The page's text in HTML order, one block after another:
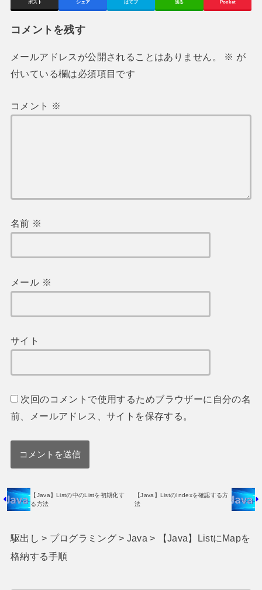
ポスト シェア はてブ 送る Pocket
コメントを残す
メールアドレスが公開されることはありません。 ※ が
付いている欄は必須項目です
コメント ※
名前 ※
メール ※
サイト
次回のコメントで使用するためブラウザーに自分の名
前、メールアドレス、サイトを保存する。
【Java】Listの中のListを初期化す
る方法
【Java】ListのIndexを確認する方
法
駆出し > プログラミング> Java >
【Java】ListにMapを
格納する手順